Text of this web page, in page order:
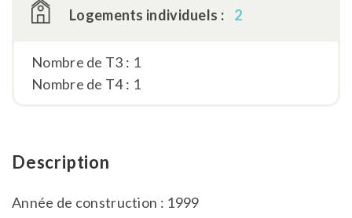
Logements individuels : 2
Nombre de T3 : 1
Nombre de T4 : 1
Description
Année de construction : 1999